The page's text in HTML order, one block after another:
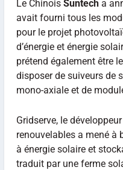
Le Chinois Suntecha
avait fourni tous les
pour le projet
d’énergie et énergie
prétend également être
disposer de suiveurs de
mono-axiale et de
Gridserve, le
renouvelables a mené à
à énergie solaire et
traduit par une ferme